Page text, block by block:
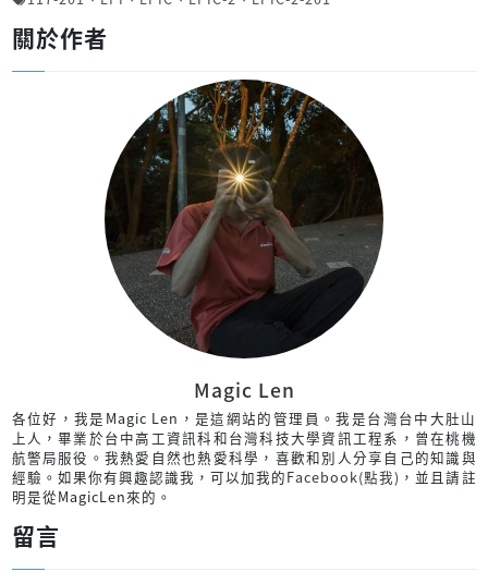
關於作者
Magic Len
各位好，我是Magic Len，是這網站的管理員。我是台灣台中大肚山
上人，畢業於台中高工資訊科和台灣科技大學資訊工程系，曾在桃機
航警局服役。我熱愛自然也熱愛科學，喜歡和別人分享自己的知識與
經驗。如果你有興趣認識我，可以加我的Facebook(點我) ，並且請註
明是從MagicLen來的。
留言